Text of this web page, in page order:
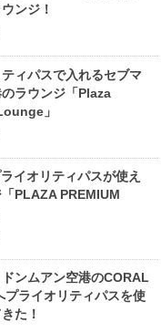
ンジ！
ィパスで入れるセブマ
ラウンジ「Plaza
」
イオリティパスが使え
PLAZA PREMIUM
ドンムアン空港のCORAL
プライオリティパスを使
た！